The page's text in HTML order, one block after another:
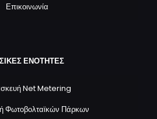
Επικοινωνία
ΕΝΟΤΗΤΕΣ
Net Metering
Φωτοβολταϊκών Πάρκων